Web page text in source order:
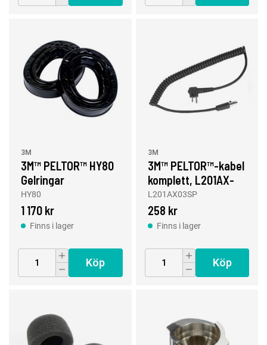
3M
3M™ PELTOR™ HY80
Gelringar
HY80
1 170 kr
Finns i lager
Köp
3M
3M™ PELTOR™-kabel
komplett, L201AX-
03/SP
L201AX03SP
258 kr
Finns i lager
Köp